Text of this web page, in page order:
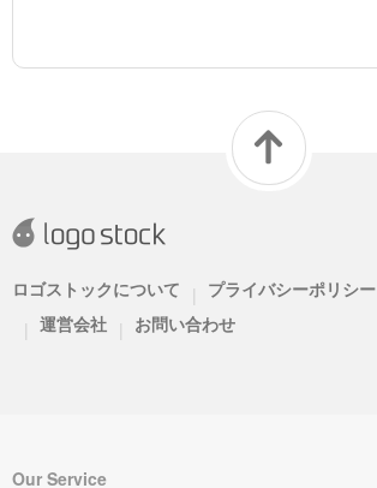
ロゴストックについて | プライバシーポリシー
| 運営会社 | お問い合わせ
Our Service